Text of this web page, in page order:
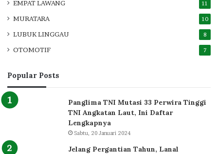
EMPAT LAWANG 11
MURATARA 10
LUBUK LINGGAU 8
OTOMOTIF 7
Popular Posts
Panglima TNI Mutasi 33 Perwira Tinggi
TNI Angkatan Laut, Ini Daftar
Lengkapnya
Sabtu, 20 Januari 2024
Jelang Pergantian Tahun, Lanal